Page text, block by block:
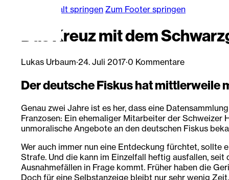
Zum Hauptinhalt springen Zum Footer springen
Das Kreuz mit dem
Lukas Urbaum·24. Juli 2017·0 Kommentare
Der deutsche Fiskus hat mittlerweile
Genau zwei Jahre ist es her, dass eine
Franzosen: Ein ehemaliger Mitarbeiter der
unmoralische Angebote an den deutschen Fiskus
Wer auch immer nun eine Entdeckung fürchtet, sollte
Strafe. Und die kann im Einzelfall heftig ausfallen,
Ausnahmefällen in Frage kommt. Früher haben die
Doch für eine Selbstanzeige bleibt nur sehr wenig